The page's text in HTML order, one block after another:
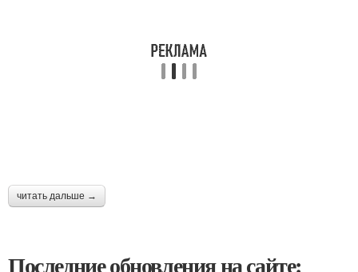
читать дальше →
Последние обновления на сайте: